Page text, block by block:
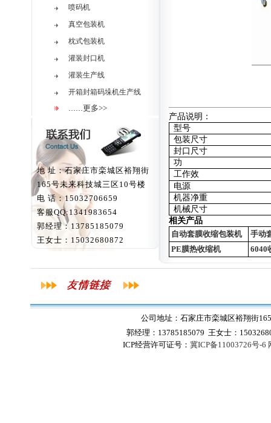
喷码机
真空包装机
枕式包装机
灌装封口机
灌装生产线
开箱封箱码垛机生产线
……更多>>
地 址：石家庄市栾城区裕翔街
165号未来科技城三区10号楼
电 话：15032706659
客服QQ:1341983654
郭经理：13785185079
王女士：15032680872
产品说明：
型号
包装尺寸
封口尺寸
功
工作效
电源
机器净重
机械尺寸
相关产品
自动套膜收缩包装机
手动
PE膜热收缩机
6040
公司地址：石家庄市栾城区裕翔街
郭经理：13785185079 王女士：
ICP经营许可证号： 冀ICP备11003726号-6